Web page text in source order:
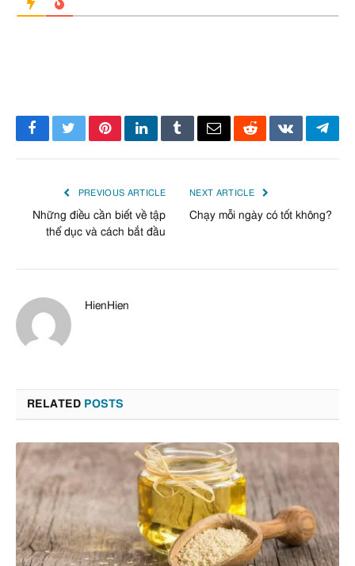
Facebook
TwitterPinterestLinkedInTumblrEmailRedditVKontakte
PREVIOUS ARTICLE
Những điều cần biết về tập
thể dục và cách bắt đầu
NEXT ARTICLE
Chạy mỗi ngày có tốt không?
HienHien
RELATED POSTS